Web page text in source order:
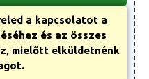
a kapcsolatot a
és az összes
mielőtt elküldetnénk